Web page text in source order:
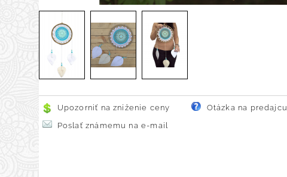
Upozorniť na zníženie ceny
Otázka na predajcu
Poslať známemu na e-mail